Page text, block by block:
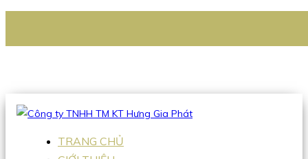
Hotline:0938 336 079
TRANG CHỦ